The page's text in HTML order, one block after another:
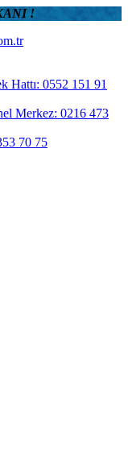
!
Hattı: 0552 151 91
Merkez: 0216 473
70 75